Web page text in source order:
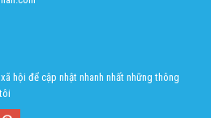
hội để cập nhật nhanh nhất những thông